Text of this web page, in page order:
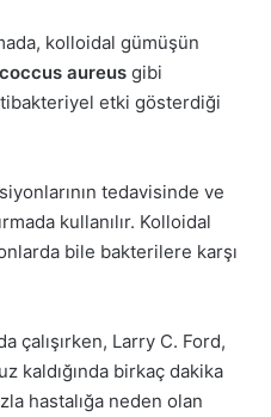
kolloidal gümüşün
aureus gibi
etki gösterdiği
tedavisinde ve
kullanılır. Kolloidal
bile bakterilere karşı
çalışırken, Larry C. Ford,
kaldığında birkaç dakika
hastalığa neden olan